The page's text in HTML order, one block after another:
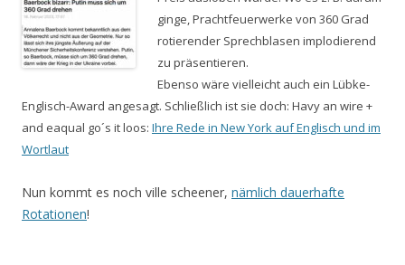
ginge, Prachtfeuerwerke von 360 Grad
rotierender Sprechblasen implodierend
zu präsentieren.
Ebenso wäre vielleicht auch ein Lübke-
Englisch-Award angesagt. Schließlich ist sie doch: Havy an wire +
and eaqual go´s it loos: Ihre Rede in New York auf Englisch und im
Wortlaut
Nun kommt es noch ville scheener, nämlich dauerhafte
Rotationen!